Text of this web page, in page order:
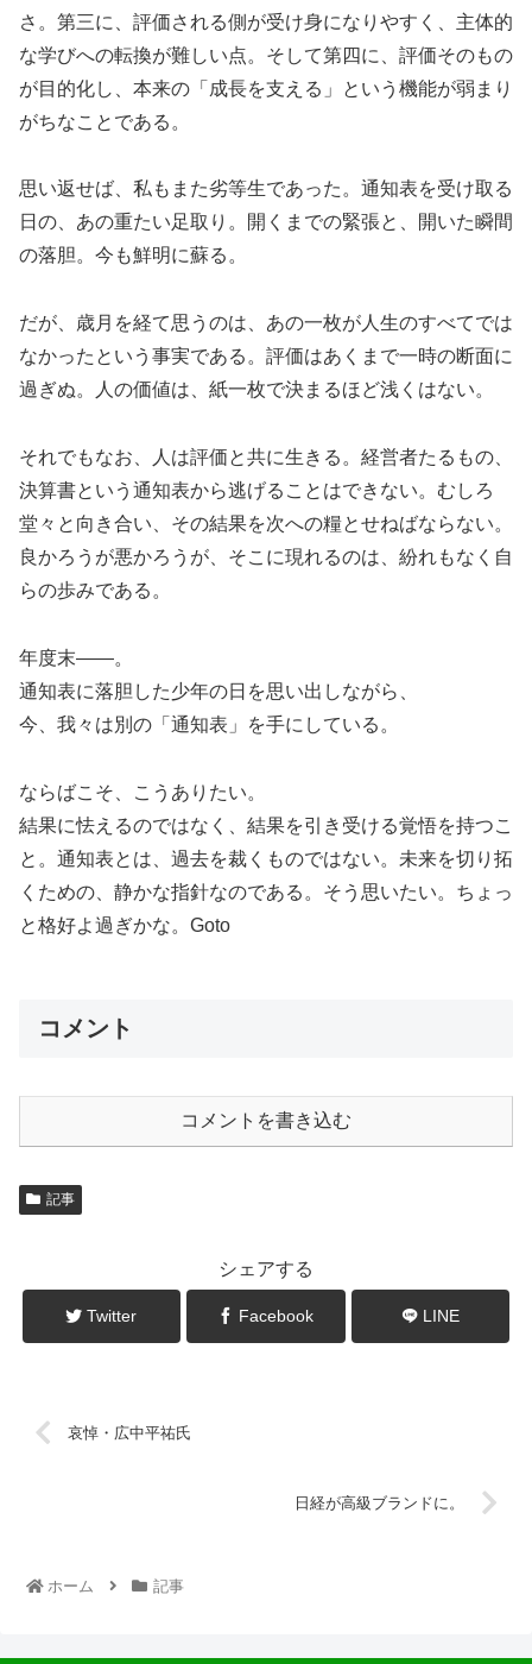
さ。第三に、評価される側が受け身になりやすく、主体的
な学びへの転換が難しい点。そして第四に、評価そのもの
が目的化し、本来の「成長を支える」という機能が弱まり
がちなことである。
思い返せば、私もまた劣等生であった。通知表を受け取る
日の、あの重たい足取り。開くまでの緊張と、開いた瞬間
の落胆。今も鮮明に蘇る。
だが、歳月を経て思うのは、あの一枚が人生のすべてでは
なかったという事実である。評価はあくまで一時の断面に
過ぎぬ。人の価値は、紙一枚で決まるほど浅くはない。
それでもなお、人は評価と共に生きる。経営者たるもの、
決算書という通知表から逃げることはできない。むしろ
堂々と向き合い、その結果を次への糧とせねばならない。
良かろうが悪かろうが、そこに現れるのは、紛れもなく自
らの歩みである。
年度末――。
通知表に落胆した少年の日を思い出しながら、
今、我々は別の「通知表」を手にしている。
ならばこそ、こうありたい。
結果に怯えるのではなく、結果を引き受ける覚悟を持つこ
と。通知表とは、過去を裁くものではない。未来を切り拓
くための、静かな指針なのである。そう思いたい。ちょっ
と格好よ過ぎかな。Goto
コメント
コメントを書き込む
記事
シェアする
Twitter Facebook LINE
哀悼・広中平祐氏
日経が高級ブランドに。
ホーム 記事